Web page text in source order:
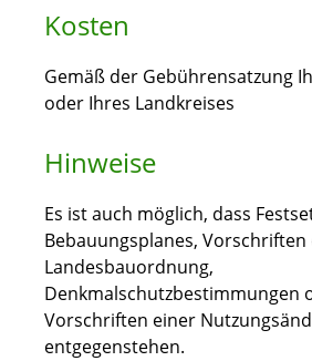
Kosten
Gemäß der Gebührensatzung
oder Ihres Landkreises
Hinweise
Es ist auch möglich, dass
Bebauungsplanes, Vorschriften
Landesbauordnung,
Denkmalschutzbestimmungen
Vorschriften einer
entgegenstehen.